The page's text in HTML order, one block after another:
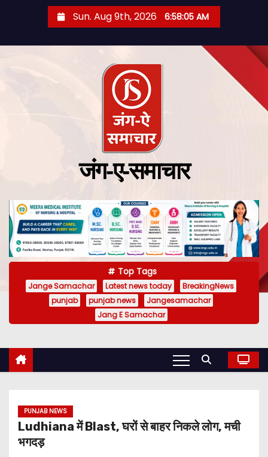
Sun. Aug 9th, 2026 6:58:06 AM
जंग-ए-समाचार
Top Tags
Jange Samachar Latest news today
BreakingNews
punjab
punjab news
Jangesamachar
Jang E Samachar
PUNJAB NEWS
Ludhiana में Blast, घरों से बाहर निकले लोग, मची
भगदड़